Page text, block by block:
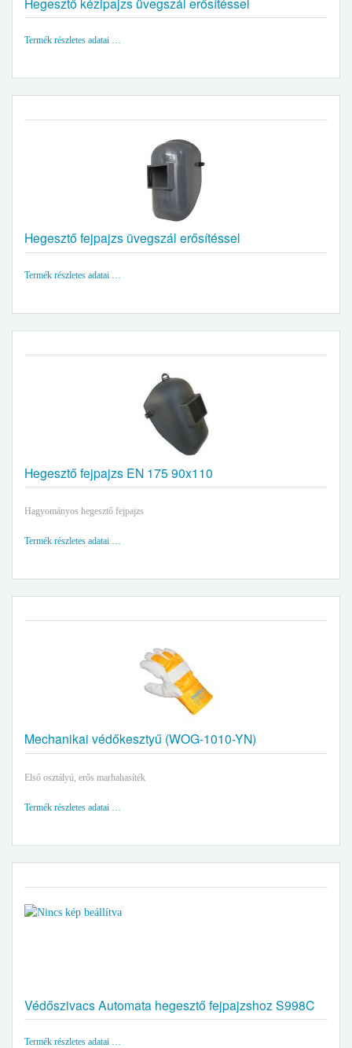
Termék részletes adatai …
Hegesztő fejpajzs üvegszál erősítéssel
Termék részletes adatai …
Hegesztő fejpajzs EN 175 90x110
Hagyományos hegesztő fejpajzs
Termék részletes adatai …
Mechanikai védőkesztyű (WOG-1010-YN)
Első osztályú, erős marhahasíték
Termék részletes adatai …
Védőszivacs Automata hegesztő fejpajzshoz S998C
Termék részletes adatai …